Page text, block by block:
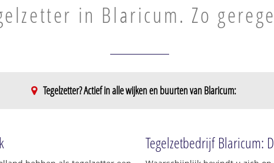
in Blaricum. Zo
Tegelzetter? Actief in alle wijken en buurten van Blaricum:
Tegelzetbedrijf Blaricum: